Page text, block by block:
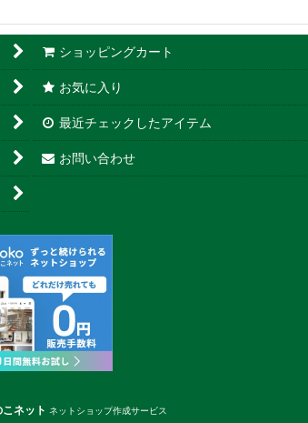
ショッピングカート
お気に入り
最近チェックしたアイテム
お問い合わせ
ネット ネットショップ作成サービス